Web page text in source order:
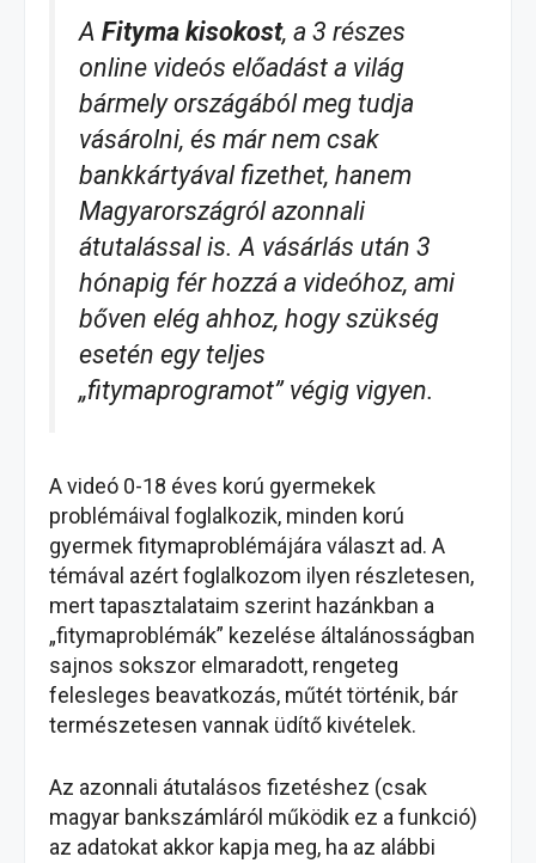
A Fityma kisokost, a 3 részes
online videós előadást a világ
bármely országából meg tudja
vásárolni, és már nem csak
bankkártyával fizethet, hanem
Magyarországról azonnali
átutalással is. A vásárlás után 3
hónapig fér hozzá a videóhoz, ami
bőven elég ahhoz, hogy szükség
esetén egy teljes
„fitymaprogramot” végig vigyen.
A videó 0-18 éves korú gyermekek
problémáival foglalkozik, minden korú
gyermek fitymaproblémájára választ ad. A
témával azért foglalkozom ilyen részletesen,
mert tapasztalataim szerint hazánkban a
„fitymaproblémák” kezelése általánosságban
sajnos sokszor elmaradott, rengeteg
felesleges beavatkozás, műtét történik, bár
természetesen vannak üdítő kivételek.
Az azonnali átutalásos fizetéshez (csak
magyar bankszámláról működik ez a funkció)
az adatokat akkor kapja meg, ha az alábbi